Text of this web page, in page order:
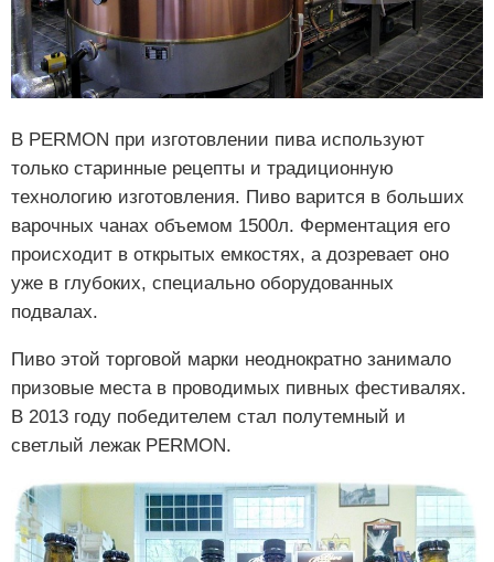
В PERMON при изготовлении пива используют
только старинные рецепты и традиционную
технологию изготовления. Пиво варится в больших
варочных чанах объемом 1500л. Ферментация его
происходит в открытых емкостях, а дозревает оно
уже в глубоких, специально оборудованных
подвалах.
Пиво этой торговой марки неоднократно занимало
призовые места в проводимых пивных фестивалях.
В 2013 году победителем стал полутемный и
светлый лежак PERMON.